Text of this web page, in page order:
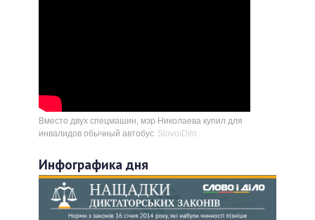
Вместо двух спецмашин, мэр Николаева купил для
инвалидов обычный автобус SlovoiDilo
Инфографика дня